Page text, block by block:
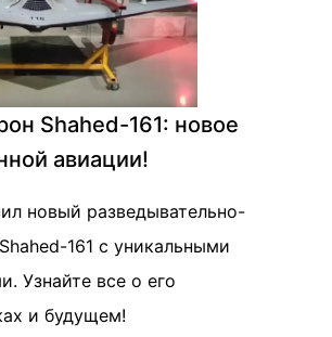
Shahed-161: новое
авиации!
новый разведывательно-
161 с уникальными
Узнайте все о его
и будущем!